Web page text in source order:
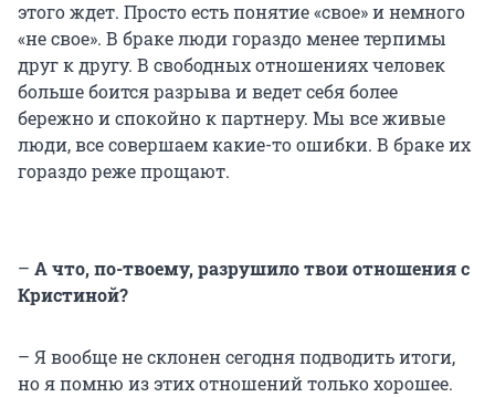
этого ждет. Просто есть понятие «свое» и немного
«не свое». В браке люди гораздо менее терпимы
друг к другу. В свободных отношениях человек
больше боится разрыва и ведет себя более
бережно и спокойно к партнеру. Мы все живые
люди, все совершаем какие-то ошибки. В браке их
гораздо реже прощают.
– А что, по-твоему, разрушило твои отношения с
Кристиной?
– Я вообще не склонен сегодня подводить итоги,
но я помню из этих отношений только хорошее.